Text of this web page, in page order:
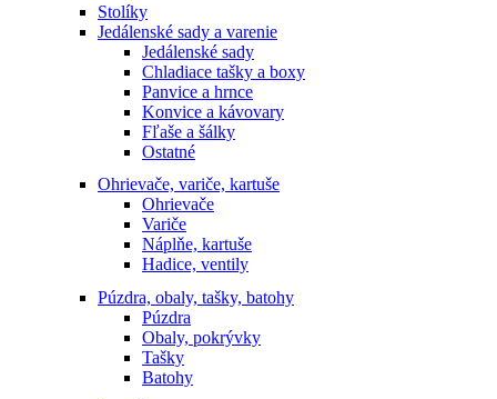
Stolíky
Jedálenské sady a varenie
Jedálenské sady
Chladiace tašky a boxy
Panvice a hrnce
Konvice a kávovary
Fľaše a šálky
Ostatné
Ohrievače, variče, kartuše
Ohrievače
Variče
Náplňe, kartuše
Hadice, ventily
Púzdra, obaly, tašky, batohy
Púzdra
Obaly, pokrývky
Tašky
Batohy